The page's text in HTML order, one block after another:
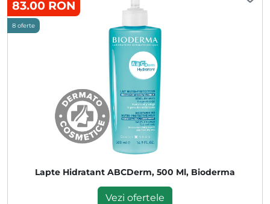
Lapte Hidratant ABCDerm, 500 Ml, Bioderma
83.00 RON
8 oferte
Vezi ofertele